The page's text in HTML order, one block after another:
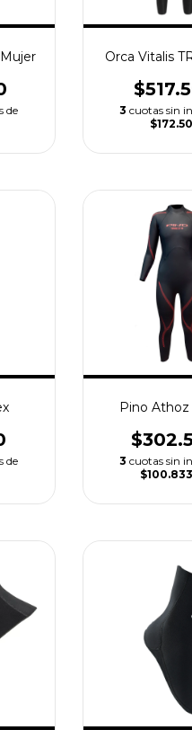
de
Orca Vitalis
3 cuotas sin
de
Pino
3 cuotas sin